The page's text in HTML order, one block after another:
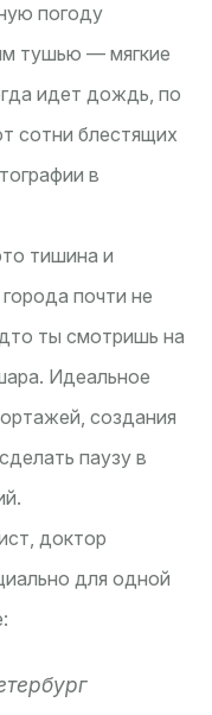
погоду
тушью — мягкие
идет дождь, по
сотни блестящих
в
тишина и
почти не
ты смотришь на
Идеальное
создания
паузу в
доктор
для одной